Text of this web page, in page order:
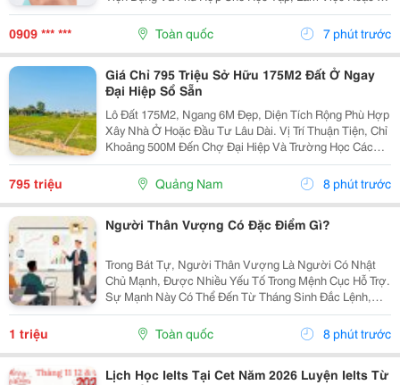
Chuyển Hằng Ngày, Cozycup Là Một Lựa Chọn Đáng
Tham Khảo. Với Đa Dạng Mẫu Mã, Dung Tích Và Màu
0909 *** *** Toàn quốc 7 phút trước
Giá Chỉ 795 Triệu Sở Hữu 175M2 Đất Ở Ngay
Đại Hiệp Sổ Sẵn
Lô Đất 175M2, Ngang 6M Đẹp, Diện Tích Rộng Phù Hợp
Xây Nhà Ở Hoặc Đầu Tư Lâu Dài. Vị Trí Thuận Tiện, Chỉ
Khoảng 500M Đến Chợ Đại Hiệp Và Trường Học Các
Cấp. Khu Dân Cư Hiện Hữu, Đường Sá Thông Thoáng,
Tiện Ích Đầy Đủ. Đất Ở Hoàn Toàn, Pháp Lý Rõ...
795 triệu Quảng Nam 8 phút trước
Người Thân Vượng Có Đặc Điểm Gì?
Trong Bát Tự, Người Thân Vượng Là Người Có Nhật
Chủ Mạnh, Được Nhiều Yếu Tố Trong Mệnh Cục Hỗ Trợ.
Sự Mạnh Này Có Thể Đến Từ Tháng Sinh Đắc Lệnh,
Thiên Can Địa Chi Đồng Hành, Ngũ Hành Sinh Trợ Hoặc
Cục Diện Khiến Bản Thân Có Nhiều Lực. Khi Nhật
1 triệu Toàn quốc 8 phút trước
Lịch Học Ielts Tại Cet Năm 2026 Luyện Ielts Từ